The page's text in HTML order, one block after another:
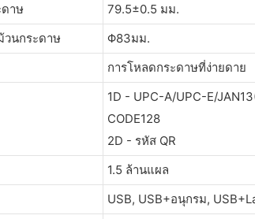
ดาษ
79.5±0.5 มม.
วนกระดาษ
Φ83มม.
การโหลดกระดาษที่ง่ายดาย
1D - UPC-A/UPC-E/
CODE128
2D - รหัส QR
1.5 ล้านแผล
USB, USB+อนุกรม,